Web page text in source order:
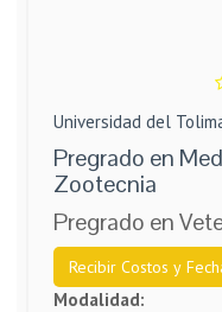
Universidad del
Pregrado en
Zootecnia
Pregrado en
Recibir Costos y
Modalidad: